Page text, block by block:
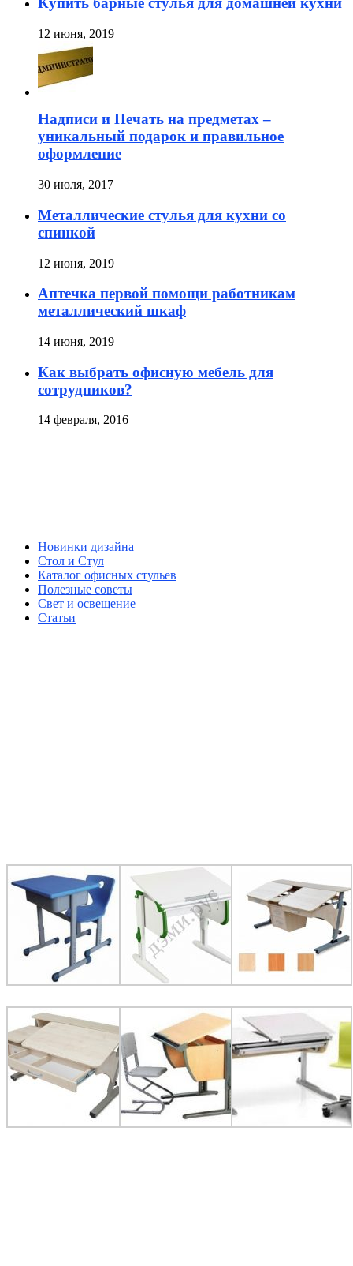
12 июня, 2019
Надписи и Печать на предметах –
уникальный подарок и правильное
оформление
30 июля, 2017
Металлические стулья для кухни со
спинкой
12 июня, 2019
Аптечка первой помощи работникам
металлический шкаф
14 июня, 2019
Как выбрать офисную мебель для
сотрудников?
14 февраля, 2016
Новинки дизайна
Стол и Стул
Каталог офисных стульев
Полезные советы
Свет и освещение
Статьи